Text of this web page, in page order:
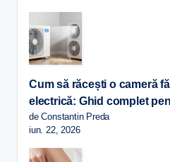
Cum să răcești o cameră
electrică: Ghid complet
de Constantin Preda
iun. 22, 2026